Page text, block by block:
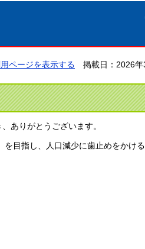
ページを表示する 掲載日：2026
ありがとうございます。
目指し、人口減少に歯止めをかけ